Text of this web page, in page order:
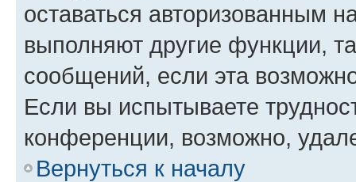
оставаться авторизованным
выполняют другие функции,
сообщений, если эта
Если вы испытываете
конференции, возможно,
Вернуться к началу